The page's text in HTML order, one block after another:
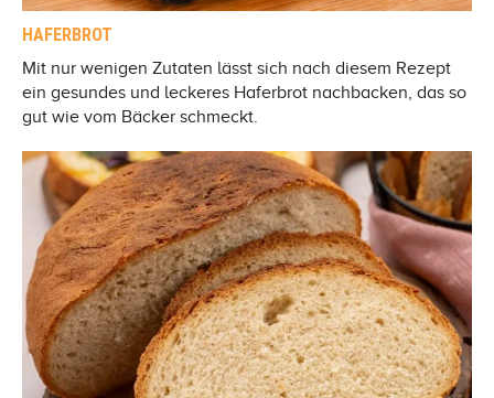
HAFERBROT
Mit nur wenigen Zutaten lässt sich nach diesem Rezept
ein gesundes und leckeres Haferbrot nachbacken, das so
gut wie vom Bäcker schmeckt.